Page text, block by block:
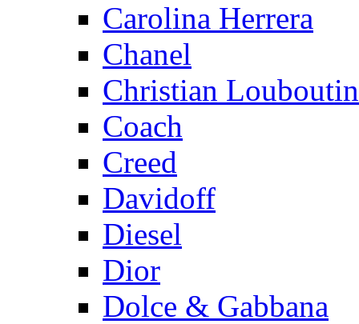
Carolina Herrera
Chanel
Christian Louboutin
Coach
Creed
Davidoff
Diesel
Dior
Dolce & Gabbana